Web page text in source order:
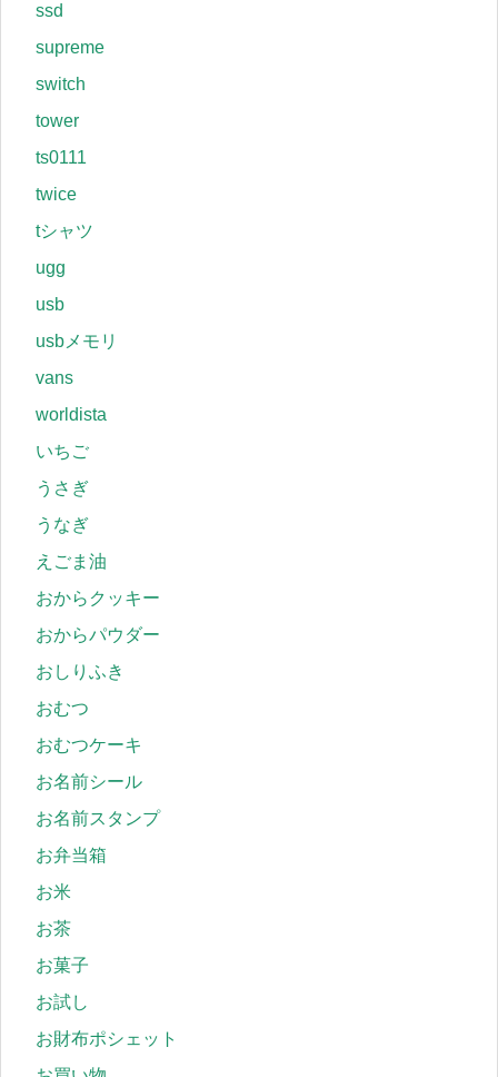
ssd
supreme
switch
tower
ts0111
twice
tシャツ
ugg
usb
usbメモリ
vans
worldista
いちご
うさぎ
うなぎ
えごま油
おからクッキー
おからパウダー
おしりふき
おむつ
おむつケーキ
お名前シール
お名前スタンプ
お弁当箱
お米
お茶
お菓子
お試し
お財布ポシェット